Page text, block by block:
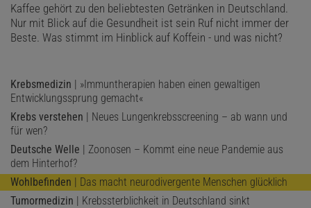
Kaffee gehört zu den beliebtesten Getränken in Deutschland.
Nur mit Blick auf die Gesundheit ist sein Ruf nicht immer der
Beste. Was stimmt im Hinblick auf Koffein - und was nicht?
Krebsmedizin | »Immuntherapien haben einen gewaltigen
Entwicklungssprung gemacht«
Krebs verstehen | Neues Lungenkrebsscreening – ab wann und
für wen?
Deutsche Welle | Zoonosen – Kommt eine neue Pandemie aus
dem Hinterhof?
Wohlbefinden | Das macht neurodivergente Menschen glücklich
Tumormedizin | Krebssterblichkeit in Deutschland sinkt